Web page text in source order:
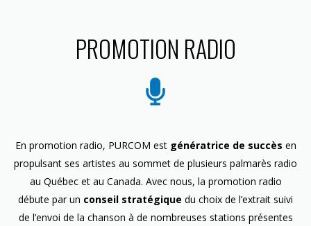
PROMOTION RADIO
En promotion radio, PURCOM est génératrice de succès en
propulsant ses artistes au sommet de plusieurs palmarès radio
au Québec et au Canada. Avec nous, la promotion radio
débute par un conseil stratégique du choix de l’extrait suivi
de l’envoi de la chanson à de nombreuses stations présentes